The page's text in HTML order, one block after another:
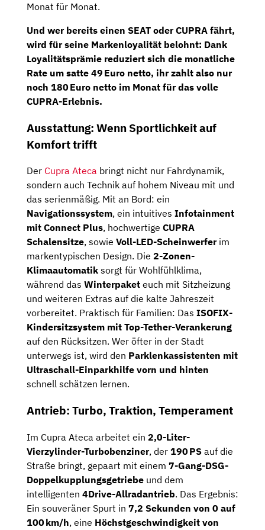
Monat für Monat.
Und wer bereits einen SEAT oder CUPRA fährt,
wird für seine Markenloyalität belohnt: Dank
Loyalitätsprämie reduziert sich die monatliche
Rate um satte 49 Euro netto, ihr zahlt also nur
noch 180 Euro netto im Monat für das volle
CUPRA-Erlebnis.
Ausstattung: Wenn Sportlichkeit auf
Komfort trifft
Der Cupra Ateca bringt nicht nur Fahrdynamik,
sondern auch Technik auf hohem Niveau mit und
das serienmäßig. Mit an Bord: ein
Navigationssystem, ein intuitives Infotainment
mit Connect Plus, hochwertige CUPRA
Schalensitze, sowie Voll-LED-Scheinwerferim
markentypischen Design. Die 2-Zonen-
Klimaautomatik sorgt für Wohlfühlklima,
während das Winterpaket euch mit Sitzheizung
und weiteren Extras auf die kalte Jahreszeit
vorbereitet. Praktisch für Familien: Das ISOFIX-
Kindersitzsystem mit Top-Tether-Verankerung
auf den Rücksitzen. Wer öfter in der Stadt
unterwegs ist, wird den Parklenkassistenten mit
Ultraschall-Einparkhilfe vorn und hinten
schnell schätzen lernen.
Antrieb: Turbo, Traktion, Temperament
Im Cupra Ateca arbeitet ein 2,0-Liter-
Vierzylinder-Turbobenziner, der 190 PS auf die
Straße bringt, gepaart mit einem 7-Gang-DSG-
Doppelkupplungsgetriebe und dem
intelligenten 4Drive-Allradantrieb. Das Ergebnis:
Ein souveräner Spurt in 7,2 Sekunden von 0 auf
100 km/h, eine Höchstgeschwindigkeit von